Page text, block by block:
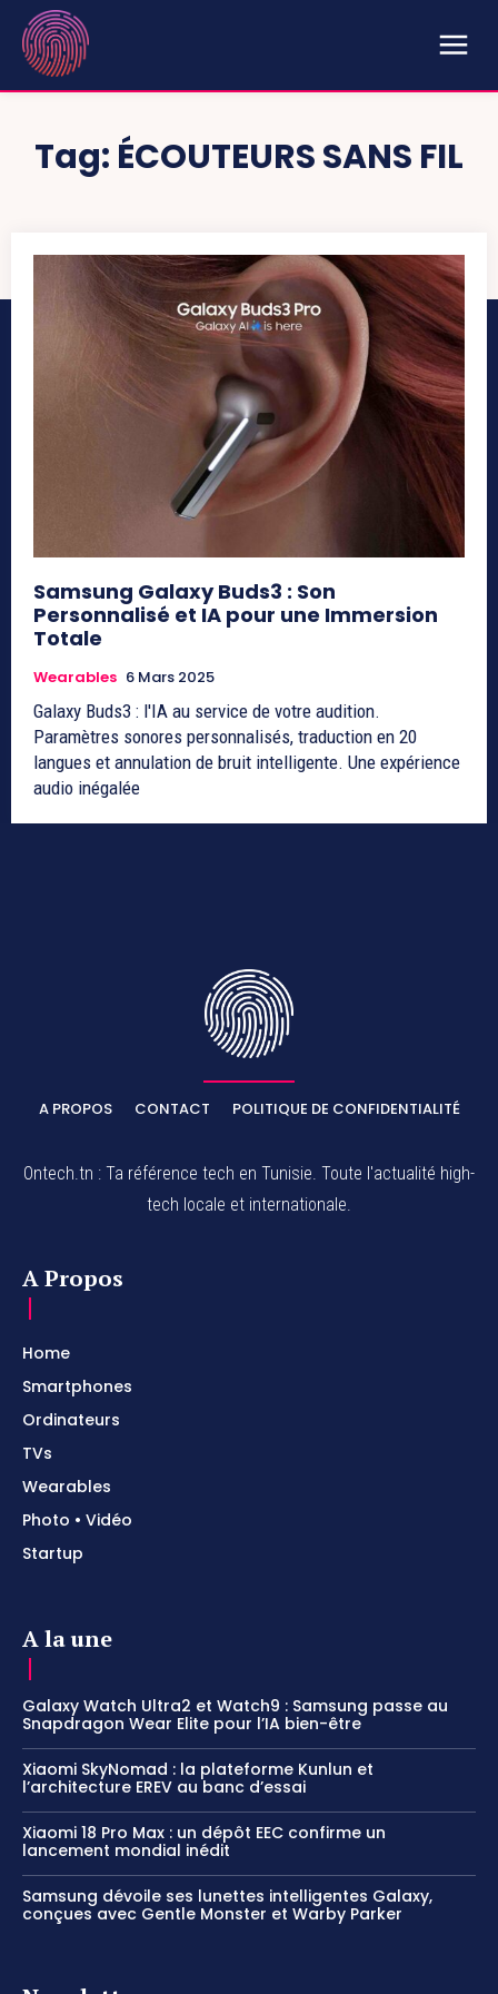
Tag: ÉCOUTEURS SANS FIL
Samsung Galaxy Buds3 : Son
Personnalisé et IA pour une Immersion
Totale
Wearables 6 Mars 2025
Galaxy Buds3 : l'IA au service de votre audition.
Paramètres sonores personnalisés, traduction en 20
langues et annulation de bruit intelligente. Une expérience
audio inégalée
A PROPOS CONTACT POLITIQUE DE CONFIDENTIALITÉ
Ontech.tn : Ta référence tech en Tunisie. Toute l'actualité high-
tech locale et internationale.
A Propos
Home
Smartphones
Ordinateurs
TVs
Wearables
Photo • Vidéo
Startup
A la une
Galaxy Watch Ultra2 et Watch9 : Samsung passe au
Snapdragon Wear Elite pour l’IA bien-être
Xiaomi SkyNomad : la plateforme Kunlun et
l’architecture EREV au banc d’essai
Xiaomi 18 Pro Max : un dépôt EEC confirme un
lancement mondial inédit
Samsung dévoile ses lunettes intelligentes Galaxy,
conçues avec Gentle Monster et Warby Parker